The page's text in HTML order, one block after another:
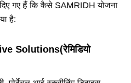
गए हैं कि कैसे SAMRIDH योजना
है:
Solutions(रेमिडियो